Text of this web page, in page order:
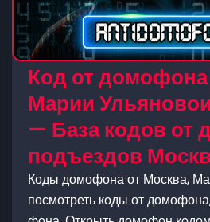
Код от
Марии
— База кодов от
подъездов
Коды домофона от Москва,
посмотреть коды от